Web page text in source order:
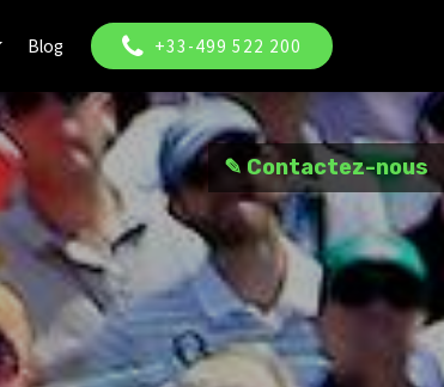
Blog +33-499 522 200
✎ Contactez-nous